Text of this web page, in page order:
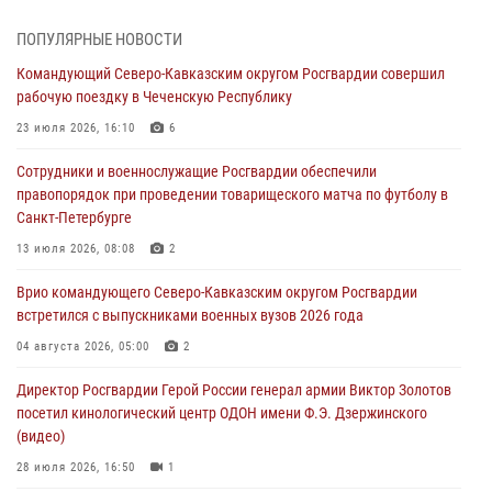
Представители ФСБ России по Уральскому округу Росгвардии и
Кузнецова
07 августа 2026, 12:00
Смольного собора в Санкт-Петербурге (видео)
07 августа 2026, 11:34 3
В Курске росгвардейцы провели занятие по основам
07 августа 2026, 11:33
Рэпер ST посетил раненых росгвардейцев в Главном военном
07 августа 2026, 11:18
ПОПУЛЯРНЫЕ НОВОСТИ
Командующий Северо-Кавказским округом Росгвардии совершил
рабочую поездку в Чеченскую Республику
23 июля 2026, 16:10 6
Сотрудники и военнослужащие Росгвардии обеспечили
правопорядок при проведении товарищеского матча по футболу в
Санкт-Петербурге
13 июля 2026, 08:08 2
Врио командующего Северо-Кавказским округом Росгвардии
встретился с выпускниками военных вузов 2026 года
04 августа 2026, 05:00 2
Директор Росгвардии Герой России генерал армии Виктор Золотов
посетил кинологический центр ОДОН имени Ф.Э. Дзержинского
(видео)
28 июля 2026, 16:50 1